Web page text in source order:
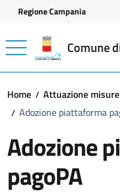
Vai ai contenuti
Vai al footer
Regione Campania
Comune
Home
Attuazione
Adozione piattaforma
Adozione
pagoPA